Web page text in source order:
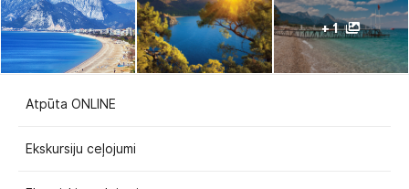
+ 1
Atpūta ONLINE
Ekskursiju ceļojumi